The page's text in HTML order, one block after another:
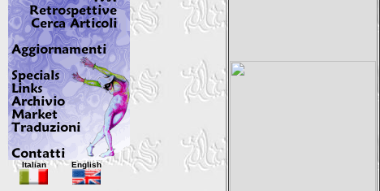
Italian English